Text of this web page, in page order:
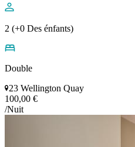
2 (+0 Des énfants)
Double
23 Wellington Quay
100,00 €
/Nuit